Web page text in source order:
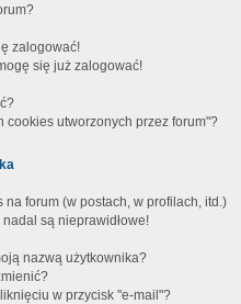
zalogować!
się już zalogować!
utworzonych przez forum"?
na forum (w postach, w profilach, itd.)
są nieprawidłowe!
nazwą użytkownika?
w przycisk "e-mail"?